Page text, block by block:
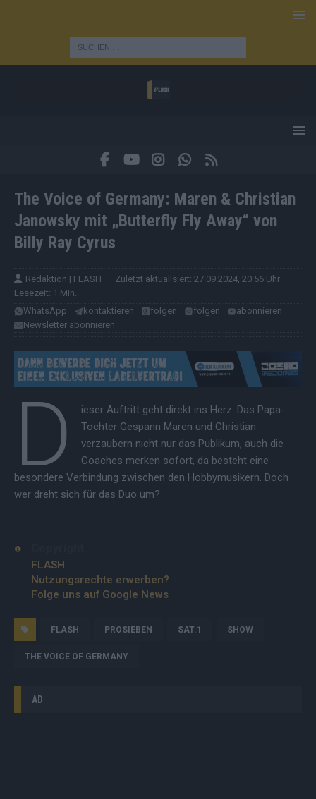
The Voice of Germany: Maren & Christian
Janowsky mit „Butterfly Fly Away“ von
Billy Ray Cyrus
Redaktion | FLASH · Zuletzt aktualisiert: 27.09.2024, 20:56 Uhr
·
Lesezeit: 1 Min.
WhatsApp
kontaktieren folgen folgen
abonnieren
Newsletter abonnieren
D
ieser Auftritt geht direkt ins Herz. Das Papa-
Tochter Gespann Maren und Christian
verzaubern nicht nur das Publikum, auch die
Coaches merken sofort, da besteht eine
besondere Verbindung zwischen den Hobbymusikern. Doch
wer dreht sich für das Duo um?
FLASH
Nutzungsrechte erwerben?
Folge uns auf Google News
FLASH PROSIEBEN SAT.1 SHOW
THE VOICE OF GERMANY
AD